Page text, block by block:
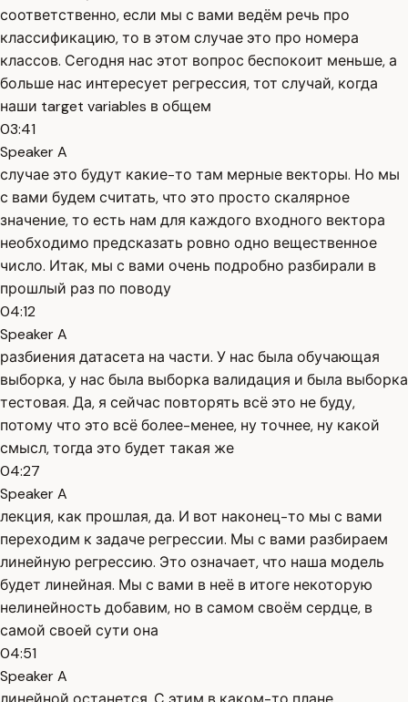
соответственно, если мы с вами ведём речь про
классификацию, то в этом случае это про номера
классов. Сегодня нас этот вопрос беспокоит меньше, а
больше нас интересует регрессия, тот случай, когда
наши target variables в общем
03:41
Speaker A
случае это будут какие-то там мерные векторы. Но мы
с вами будем считать, что это просто скалярное
значение, то есть нам для каждого входного вектора
необходимо предсказать ровно одно вещественное
число. Итак, мы с вами очень подробно разбирали в
прошлый раз по поводу
04:12
Speaker A
разбиения датасета на части. У нас была обучающая
выборка, у нас была выборка валидация и была выборка
тестовая. Да, я сейчас повторять всё это не буду,
потому что это всё более-менее, ну точнее, ну какой
смысл, тогда это будет такая же
04:27
Speaker A
лекция, как прошлая, да. И вот наконец-то мы с вами
переходим к задаче регрессии. Мы с вами разбираем
линейную регрессию. Это означает, что наша модель
будет линейная. Мы с вами в неё в итоге некоторую
нелинейность добавим, но в самом своём сердце, в
самой своей сути она
04:51
Speaker A